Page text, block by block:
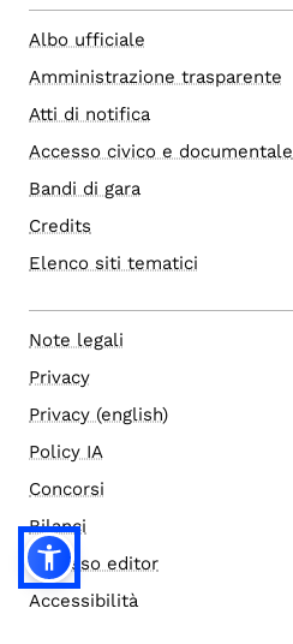
Albo ufficiale
Amministrazione trasparente
Atti di notifica
Accesso civico e documentale
Bandi di gara
Credits
Elenco siti tematici
Note legali
Privacy
Privacy (english)
Policy IA
Concorsi
Bilanci
Accesso editor
Accessibilità